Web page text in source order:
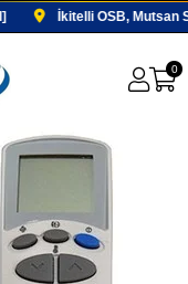
İkitelli OSB, Mutsan
0